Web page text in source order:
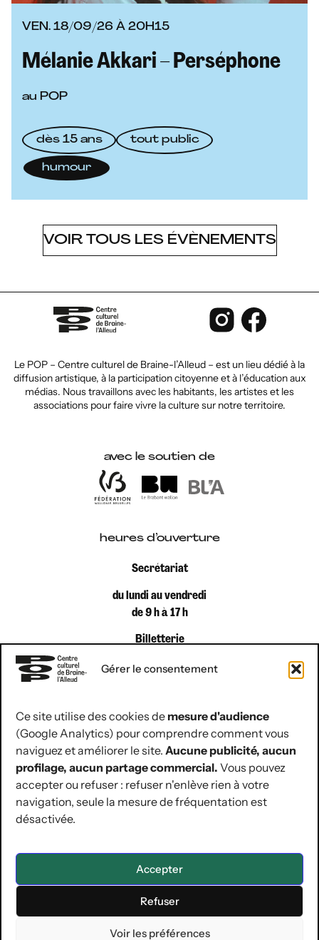
Gérer le consentement
Ce site utilise des cookies de mesure d'audience
(Google Analytics) pour comprendre comment vous
naviguez et améliorer le site. Aucune publicité, aucun
profilage, aucun partage commercial. Vous pouvez
accepter ou refuser : refuser n'enlève rien à votre
navigation, seule la mesure de fréquentation est
désactivée.
Accepter
Refuser
Voir les préférences
VEN. 18/09/26 À 20H15
Mélanie Akkari – Perséphone
au POP
dès 15 ans tout public
humour
VOIR TOUS LES ÉVÈNEMENTS
Le POP – Centre culturel de Braine-l’Alleud – est un lieu dédié à la
diffusion artistique, à la participation citoyenne et à l’éducation aux
médias. Nous travaillons avec les habitants, les artistes et les
associations pour faire vivre la culture sur notre territoire.
avec le soutien de
heures d’ouverture
Secrétariat
du lundi au vendredi
de 9 h à 17 h
Billetterie
du lundi au vendredi
coordonnées de contact
Rue Jules Hans 10
1420 Braine-l’Alleud
02 854 07 30
ASBL POP
Région Wallonne | BE12 0681 0481 5092 | RPM de Nivelles
Mentions légales & Vie privéeConditions générales de vente
Déclaration d’accessibilité